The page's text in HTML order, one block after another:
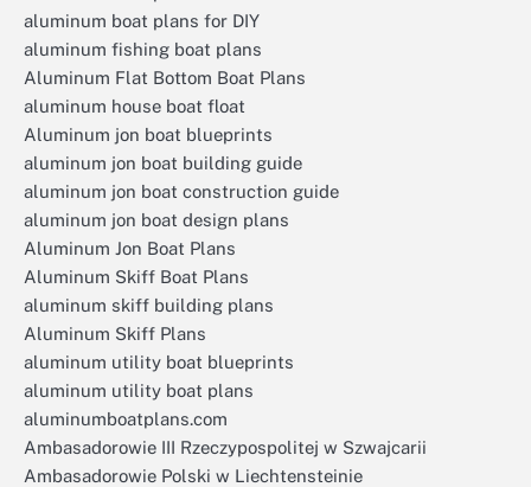
aluminum boat plans for DIY
aluminum fishing boat plans
Aluminum Flat Bottom Boat Plans
aluminum house boat float
Aluminum jon boat blueprints
aluminum jon boat building guide
aluminum jon boat construction guide
aluminum jon boat design plans
Aluminum Jon Boat Plans
Aluminum Skiff Boat Plans
aluminum skiff building plans
Aluminum Skiff Plans
aluminum utility boat blueprints
aluminum utility boat plans
aluminumboatplans.com
Ambasadorowie III Rzeczypospolitej w Szwajcarii
Ambasadorowie Polski w Liechtensteinie